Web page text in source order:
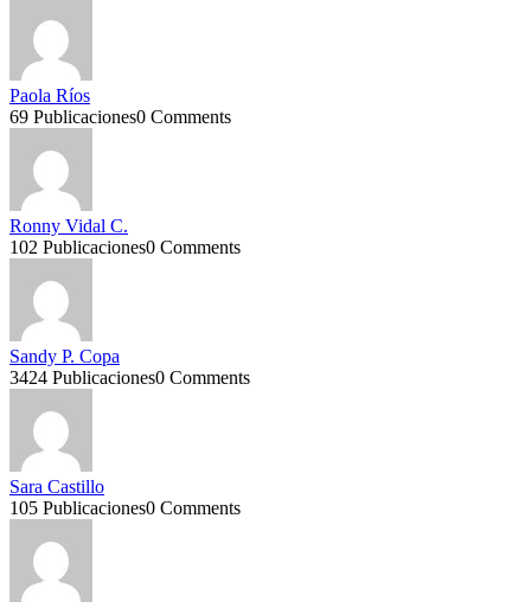
Paola Ríos
69 Publicaciones0 Comments
Ronny Vidal C.
102 Publicaciones0 Comments
Sandy P. Copa
3424 Publicaciones0 Comments
Sara Castillo
105 Publicaciones0 Comments